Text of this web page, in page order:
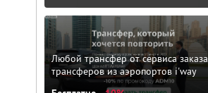
Любой трансфер от сервиса заказа
трансферов из аэропортов i'way